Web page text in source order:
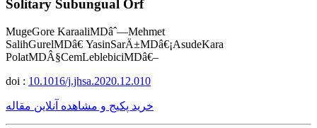
Solitary Subungual Orf
MugeGore KaraaliMDâˆ—Mehmet
SalihGurelMDâ€ YasinSarÄ±MDâ€¡AsudeKara
PolatMDÂ§CemLeblebiciMDâ€–
doi : 10.1016/j.jhsa.2020.12.010
خرید پکیج و مشاهده آنلاین مقاله